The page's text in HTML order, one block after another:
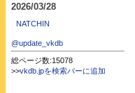
2026/03/28
NATCHIN
@update_vkdb
総ページ数:15078
>>vkdb.jpを検索バーに追加